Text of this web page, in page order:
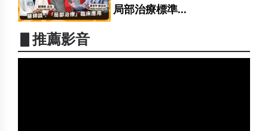
局部治療標準...
▋推薦影音